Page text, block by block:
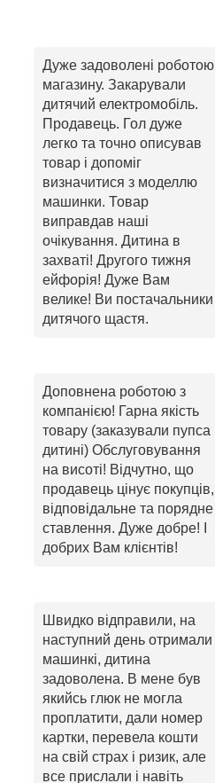
Дуже задоволені роботою
магазину. Закарували
дитячий електромобіль.
Продавець. Гол дуже
легко та точно описував
товар і допоміг
визначитися з моделлю
машинки. Товар
виправдав наші
очікування. Дитина в
захваті! Другого тижня
ейфорія! Дуже Вам
велике! Ви постачальники
дитячого щастя.
Доповнена роботою з
компанією! Гарна якість
товару (заказували пупса
дитині) Обслуговування
на висоті! Відчутно, що
продавець цінує покупців,
відповідальне та порядне
ставлення. Дуже добре! І
добрих Вам клієнтів!
Швидко відправили, на
наступний день отримали
машинкі, дитина
задоволена. В мене був
якийсь глюк не могла
проплатити, дали номер
картки, перевела кошти
на свій страх і ризик, але
все прислали і навіть